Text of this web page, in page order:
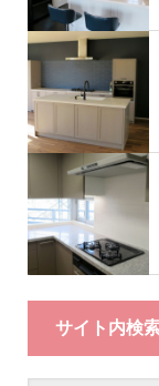
サイト内検